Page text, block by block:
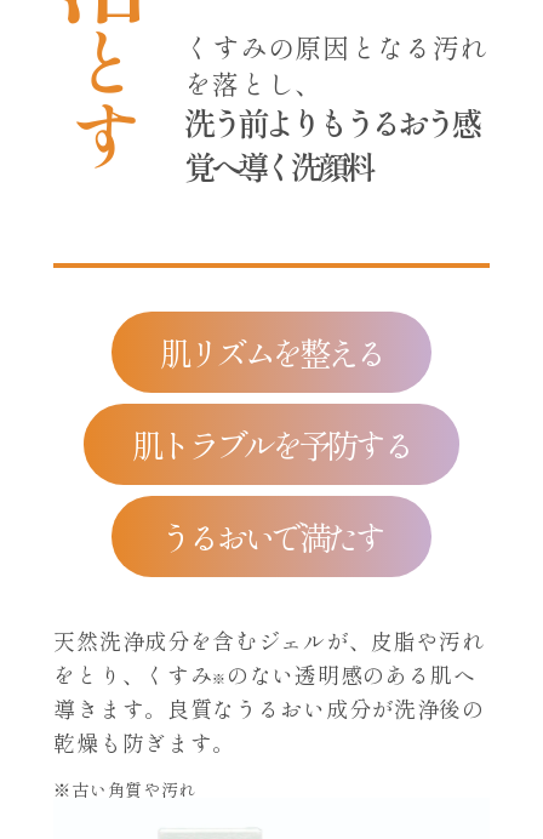
とす
くすみの原因となる汚れ
を落とし、
洗う前よりもうるおう感
覚へ導く洗顔料
肌リズムを整える
肌トラブルを予防する
うるおいで満たす
天然洗浄成分を含むジェルが、皮脂や汚れ
をとり、くすみ※ のない透明感のある肌へ
導きます。良質なうるおい成分が洗浄後の
乾燥も防ぎます。
※古い角質や汚れ